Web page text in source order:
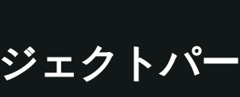
ェクトパ